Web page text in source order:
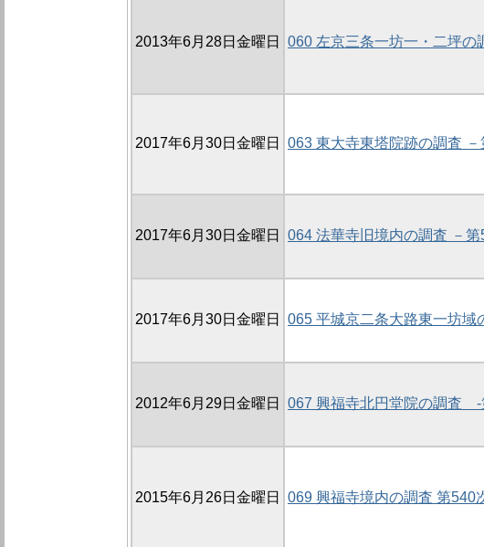
2013年6月28日金曜日 060 左京三条一坊一・二坪の
2017年6月30日金曜日 063 東大寺東塔院跡の調査 －
2017年6月30日金曜日 064 法華寺旧境内の調査 －第
2017年6月30日金曜日 065 平城京二条大路東一坊域
2012年6月29日金曜日 067 興福寺北円堂院の調査 -
2015年6月26日金曜日 069 興福寺境内の調査 第540